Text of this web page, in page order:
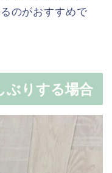
のがおすすめで
ぶりする場合